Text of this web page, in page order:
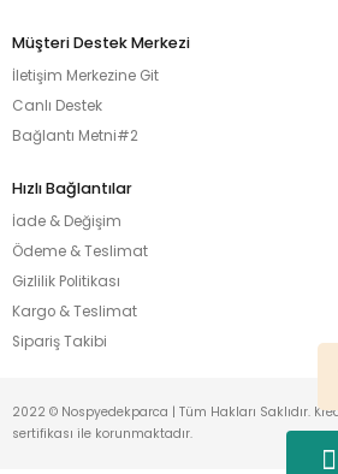
Müşteri Destek Merkezi
İletişim Merkezine Git
Canlı Destek
Bağlantı Metni#2
Hızlı Bağlantılar
İade & Değişim
Ödeme & Teslimat
Gizlilik Politikası
Kargo & Teslimat
Sipariş Takibi
2022 © Nospyedekparca | Tüm Hakları Saklıdır.
sertifikası ile korunmaktadır.